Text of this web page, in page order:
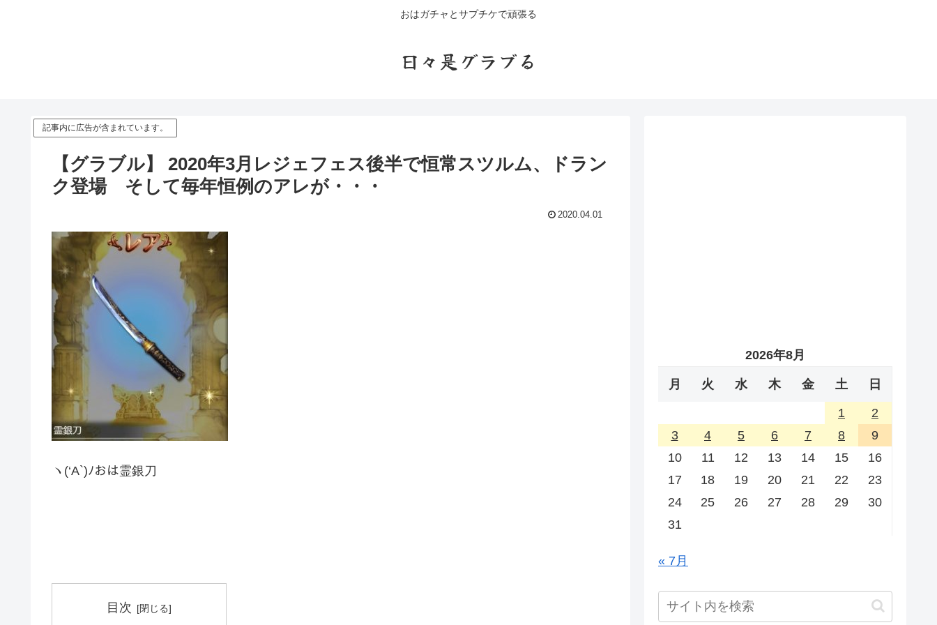
おはガチャとサプチケで頑張る
日々是グラブる
記事内に広告が含まれています。
【グラブル】 2020年3月レジェフェス後半で恒常スツルム、ドラン
ク登場 そして毎年恒例のアレが・・・
2020.04.01
ヽ(‘A`)ﾉおは霊銀刀
目次
2026年8月
月 火 水 木 金 土 日
1
2
3
4 5 6 7 8
9
10
11 12 13 14 15
16
17
18 19 20 21 22
23
24
25 26 27 28 29
30
31
« 7月